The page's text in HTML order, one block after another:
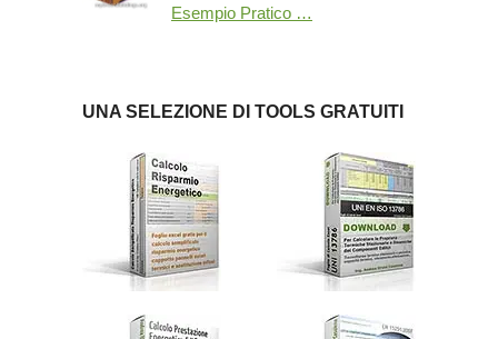
Esempio Pratico …
UNA SELEZIONE DI TOOLS GRATUITI